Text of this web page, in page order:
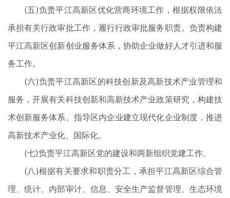
(五)负责平江高新区优化营商环境工作，根据权限依法
承担有关行政审批工作，履行行政审批服务职责。负责构建
平江高新区创新创业服务体系，协助企业做好人才引进和服
务工作。
(六)负责平江高新区的科技创新及高新技术产业管理和
服务，开展有关科技创新和高新技术产业政策研究，构建技
术创新服务体系。指导区内企业建立现代化企业制度，推进
高新技术产业化、国际化。
(七)负责平江高新区党的建设和两新组织党建工作。
(八)根据有关要求和职责分工，承担平江高新区综合管
理、统计、内部审计、信息、安全生产监督管理、生态环境